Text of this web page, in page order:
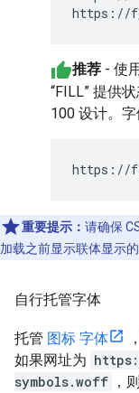
推荐 - 使
“FILL” 提供
100 设计。字
https://
重要提示： 请确保
加载之前显示联体显示
自行托管字体
托管 图标 字体
如果网址为
symbols.woff ，